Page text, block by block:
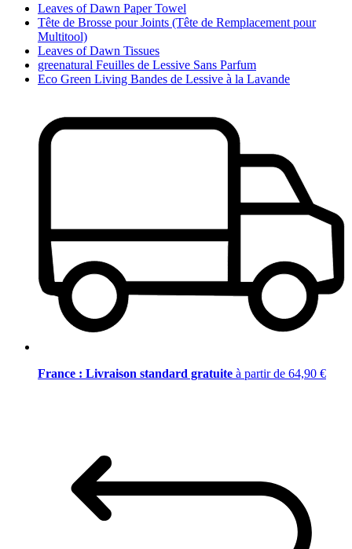
Leaves of Dawn Paper Towel
Tête de Brosse pour Joints (Tête de Remplacement pour
Multitool)
Leaves of Dawn Tissues
greenatural Feuilles de Lessive Sans Parfum
Eco Green Living Bandes de Lessive à la Lavande
France : Livraison standard gratuite à partir de 64,90 €